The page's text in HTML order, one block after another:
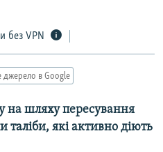
без VPN
джерело в Google
на шляху пересування
таліби, які активно діють